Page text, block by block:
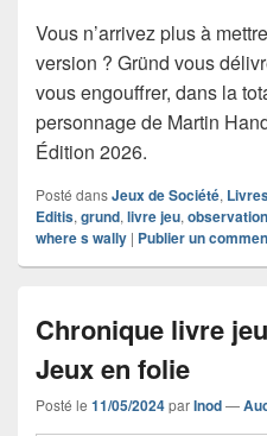
Vous n’arrivez plus à
version ? Gründ vous
vous engouffrer, dans la
personnage de Martin
Édition 2026.
Posté dansJeux de Société,
Editis, grund, livre jeu, observation
where s wally | Publier un
Chronique livre
Jeux en folie
Posté le 11/05/2024parInod—